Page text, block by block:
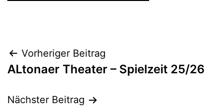
Beitrags-
Navigation
Vorheriger Beitrag
ALtonaer Theater – Spielzeit 25/26
Nächster Beitrag